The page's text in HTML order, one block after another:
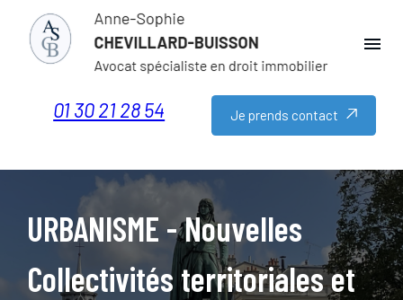
menu
01 30 21 28 54 Je prends contact
URBANISME - Nouvelles
Collectivités territoriales et
Panneau de gestion des cookies